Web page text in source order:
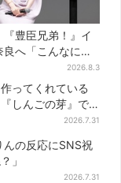
『豊臣兄弟！』イ
へ「こんなに楽
えてうれしい」2026.8.3
ってくれている
しんごの芽』で
2026.7.31
んの反応にSNS祝
」
2026.7.31